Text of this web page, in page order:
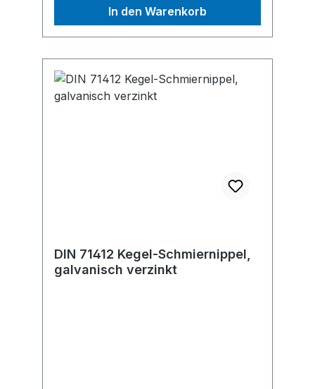
In den Warenkorb
DIN 71412 Kegel-Schmiernippel,
galvanisch verzinkt